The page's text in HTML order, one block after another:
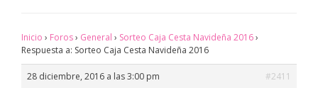
Inicio › Foros› General › Sorteo Caja Cesta Navideña 2016›
Respuesta a: Sorteo Caja Cesta Navideña 2016
28 diciembre, 2016 a las 3:00 pm #2411